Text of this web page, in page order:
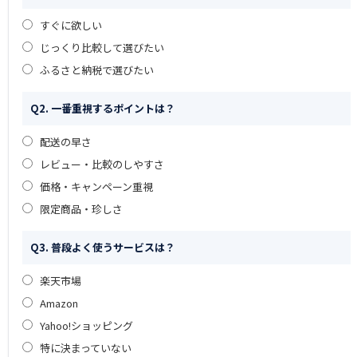
すぐに欲しい
じっくり比較して選びたい
ふるさと納税で選びたい
Q2. 一番重視するポイントは？
配送の早さ
レビュー・比較のしやすさ
価格・キャンペーン重視
限定商品・珍しさ
Q3. 普段よく使うサービスは？
楽天市場
Amazon
Yahoo!ショッピング
特に決まっていない